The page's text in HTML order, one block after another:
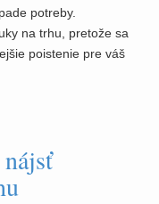
potreby.
na trhu, pretože sa
poistenie pre váš